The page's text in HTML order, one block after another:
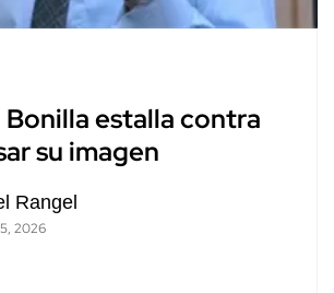
Bonilla estalla contra
su imagen
Rangel
2026